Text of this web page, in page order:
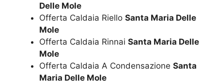
Delle Mole
Offerta Caldaia Riello Santa Maria Delle
Mole
Offerta Caldaia Rinnai Santa Maria Delle
Mole
Offerta Caldaia A Condensazione Santa
Maria Delle Mole